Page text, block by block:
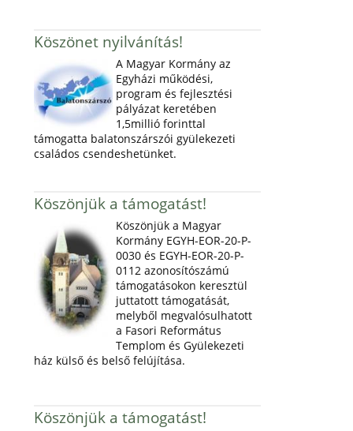
Köszönet nyilvánítás!
A Magyar Kormány az
Egyházi működési,
program és fejlesztési
pályázat keretében
1,5millió forinttal
támogatta balatonszárszói gyülekezeti
családos csendeshetünket.
Köszönjük a támogatást!
Köszönjük a Magyar
Kormány EGYH-EOR-20-P-
0030 és EGYH-EOR-20-P-
0112 azonosítószámú
támogatásokon keresztül
juttatott támogatását,
melyből megvalósulhatott
a Fasori Református
Templom és Gyülekezeti
ház külső és belső felújítása.
Köszönjük a támogatást!